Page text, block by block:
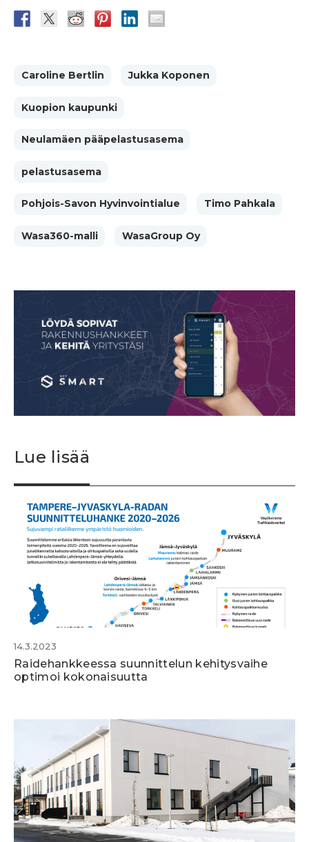
Caroline Bertlin Jukka Koponen
Kuopion kaupunki
Neulamäen pääpelastusasema
pelastusasema
Pohjois-Savon Hyvinvointialue Timo Pahkala
Wasa360-malli WasaGroup Oy
Lue lisää
14.3.2023
Raidehankkeessa suunnittelun kehitysvaihe
optimoi kokonaisuutta